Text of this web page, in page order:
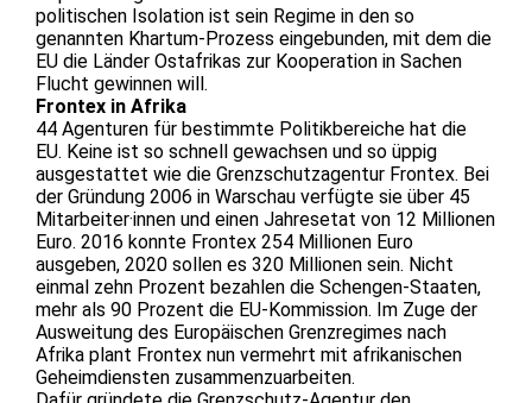
politischen Isolation ist sein Regime in den so
genannten Khartum-Prozess eingebunden, mit dem die
EU die Länder Ostafrikas zur Kooperation in Sachen
Flucht gewinnen will.
Frontex in Afrika
44 Agenturen für bestimmte Politikbereiche hat die
EU. Keine ist so schnell gewachsen und so üppig
ausgestattet wie die Grenzschutzagentur Frontex. Bei
der Gründung 2006 in Warschau verfügte sie über 45
Mitarbeiter·innen und einen Jahresetat von 12 Millionen
Euro. 2016 konnte Frontex 254 Millionen Euro
ausgeben, 2020 sollen es 320 Millionen sein. Nicht
einmal zehn Prozent bezahlen die Schengen-Staaten,
mehr als 90 Prozent die EU-Kommission. Im Zuge der
Ausweitung des Europäischen Grenzregimes nach
Afrika plant Frontex nun vermehrt mit afrikanischen
Geheimdiensten zusammenzuarbeiten.